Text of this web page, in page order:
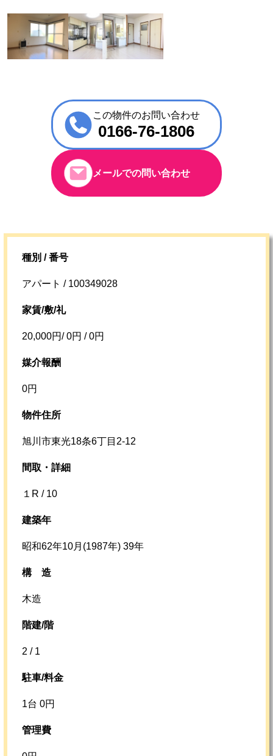
この物件のお問い合わせ
0166-76-1806
メールでの問い合わせ
種別 / 番号
アパート / 100349028
家賃/敷/礼
20,000円/ 0円 / 0円
媒介報酬
0円
物件住所
旭川市東光18条6丁目2-12
間取・詳細
１R / 10
建築年
昭和62年10月(1987年) 39年
構 造
木造
階建/階
2 / 1
駐車/料金
1台 0円
管理費